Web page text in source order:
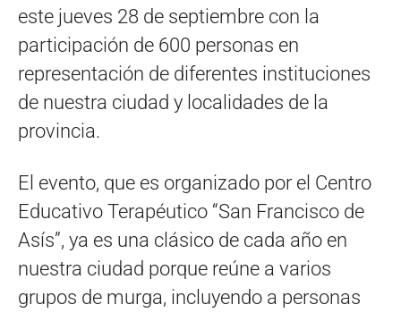
este jueves 28 de septiembre con la
participación de 600 personas en
representación de diferentes instituciones
de nuestra ciudad y localidades de la
provincia.
El evento, que es organizado por el Centro
Educativo Terapéutico “San Francisco de
Asís”, ya es una clásico de cada año en
nuestra ciudad porque reúne a varios
grupos de murga, incluyendo a personas